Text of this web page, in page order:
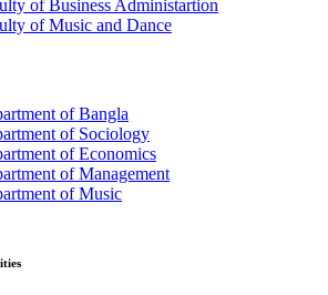
of Business Administartion
of Music and Dance
of Bangla
of Sociology
of Economics
of Management
of Music